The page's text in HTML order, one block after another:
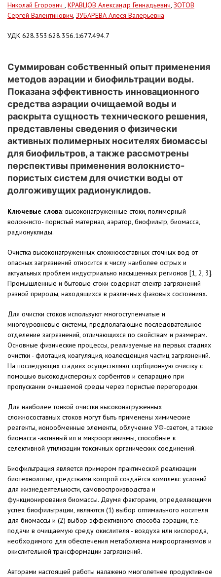
Николай Егорович , КРАВЦОВ Александр Геннадьевич, ЗОТОВ
Сергей Валентинович, ЗУБАРЕВА Алеся Валерьевна
УДК 628.353:628.356.1:677.494.7
Суммирован собственный опыт применения
методов аэрации и биофильтрации воды.
Показана эффективность инновационного
средства аэрации очищаемой воды и
раскрыта сущность технического решения,
представлены сведения о физически
активных полимерных носителях биомассы
для биофильтров, а также рассмотрены
перспективы применения волокнисто-
пористых систем для очистки воды от
долгоживущих радионуклидов.
Ключевые слова: высоконагруженные стоки, полимерный
волокнисто- пористый материал, аэратор, биофильтр, биомасса,
радионуклиды.
Очистка высоконагруженных сложносоставных сточных вод от
опасных загрязнений относится к числу наиболее острых и
актуальных проблем индустриально насыщенных регионов [1, 2, 3].
Промышленные и бытовые стоки содержат спектр загрязнений
разной природы, находящихся в различных фазовых состояниях.
Для очистки стоков используют многоступенчатые и
многоуровневые системы, предполагающие последовательное
отделение загрязнений, отличающихся по свойствам и размерам.
Основные физические процессы, реализуемые на первых стадиях
очистки - флотация, коагуляция, коалесценция частиц загрязнений.
На последующих стадиях осуществляют сорбционную очистку с
помощью высокодисперсных сорбентов и сепарацию при
пропускании очищаемой среды через пористые перегородки.
Для наиболее тонкой очистки высоконагруженных
сложносоставных стоков могут быть применены химические
реагенты, ионообменные элементы, облучение УФ-светом, а также
биомасса -активный ил и микроорганизмы, способные к
селективной утилизации токсичных органических соединений.
Биофильтрация является примером практической реализации
биотехнологии, средствами которой создаётся комплекс условий
для жизнедеятельности, самовоспроизводства и
функционирования биомассы. Двумя факторами, определяющими
успех биофильтрации, являются (1) выбор оптимального носителя
для биомассы и (2) выбор эффективного способа аэрации, т.е.
подачи в очищаемую среду окислителя - воздуха или кислорода,
необходимого для обеспечения метаболизма микроорганизмов и
окислительной трансформации загрязнений.
Авторами настоящей работы налажено многолетнее продуктивное